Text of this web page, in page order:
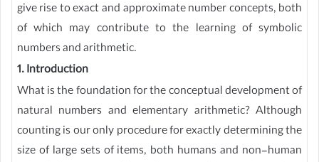
give rise to exact and approximate number concepts, both
of which may contribute to the learning of symbolic
numbers and arithmetic.
1. Introduction
What is the foundation for the conceptual development of
natural numbers and elementary arithmetic? Although
counting is our only procedure for exactly determining the
size of large sets of items, both humans and non-human